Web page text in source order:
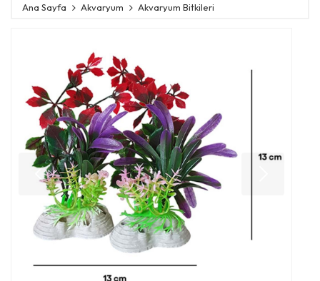
Ana Sayfa Akvaryum Akvaryum Bitkileri